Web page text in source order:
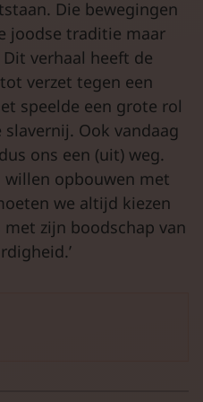
Die bewegingen
joodse traditie maar
verhaal heeft de
verzet tegen een
speelde een grote rol
Ook vandaag
ons een (uit) weg.
willen opbouwen met
we altijd kiezen
zijn boodschap van